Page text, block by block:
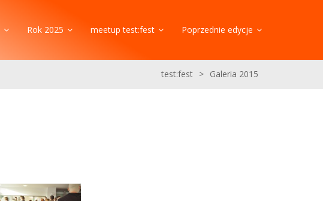
Rok 2025 meetup test:fest Poprzednie edycje
test:fest > Galeria 2015